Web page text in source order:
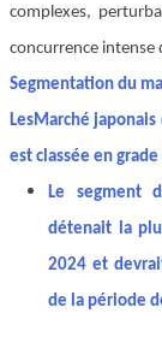
complexes,
concurrence intense
Segmentation du
LesMarché
est classée en
Le segment
détenait la
2024 et
de la période